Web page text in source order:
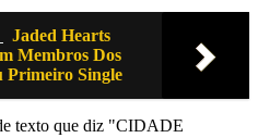
Jaded Hearts
Membros Dos
Primeiro Single